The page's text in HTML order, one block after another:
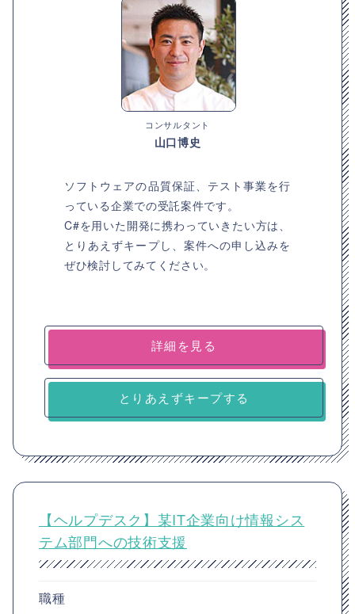
コンサルタント
山口博史
ソフトウェアの品質保証、テスト事業を行
っている企業での受託案件です。
C#を用いた開発に携わっていきたい方は、
とりあえずキープし、案件への申し込みを
ぜひ検討してみてください。
詳細を見る
とりあえずキープする
【ヘルプデスク】某IT企業向け情報シス
テム部門への技術支援
職種